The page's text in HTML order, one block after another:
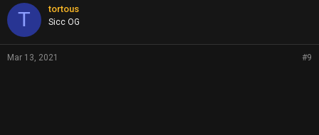
T tortous
Sicc OG
Mar 13, 2021 #9